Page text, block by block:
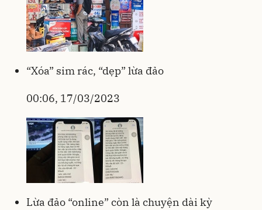
“Xóa” sim rác, “dẹp” lừa đảo
00:06, 17/03/2023
Lừa đảo “online” còn là chuyện dài kỳ